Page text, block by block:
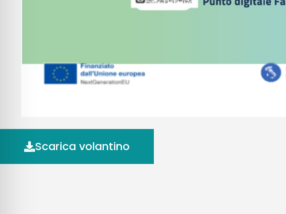
Scarica volantino